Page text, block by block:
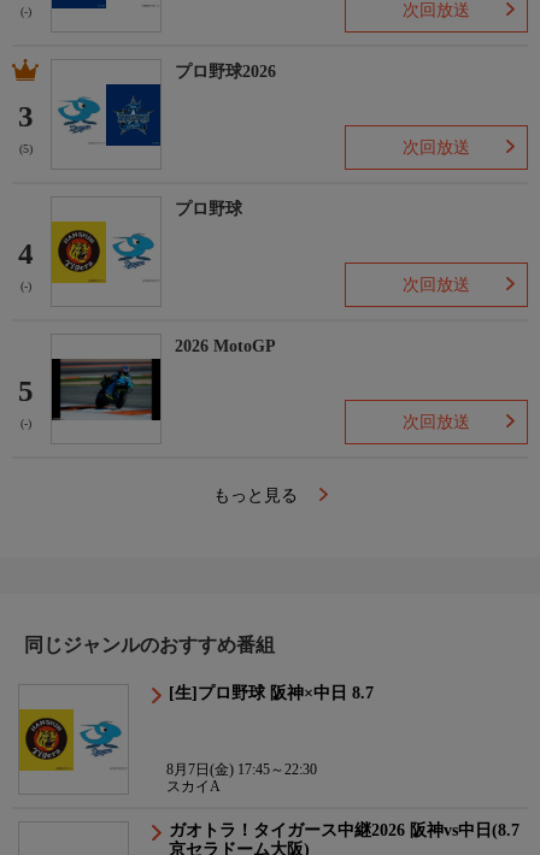
(-) 次回放送
3
(5)
プロ野球2026
次回放送
4
(-)
プロ野球
次回放送
5
(-)
2026 MotoGP
次回放送
もっと見る
同じジャンルのおすすめ番組
[生]プロ野球 阪神×中日 8.7
8月7日(金) 17:45～22:30
スカイA
ガオトラ！タイガース中継2026 阪神vs中日(8.7
京セラドーム大阪)